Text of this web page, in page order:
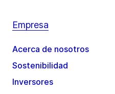
Empresa
Acerca de nosotros
Sostenibilidad
Inversores